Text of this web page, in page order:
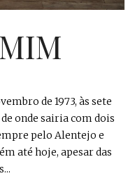
de 1973, às sete
de onde sairia com dois
pelo Alentejo e
até hoje, apesar das